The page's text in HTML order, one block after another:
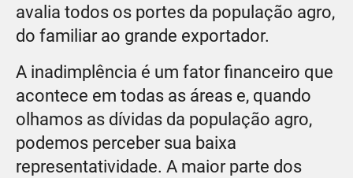
avalia todos os portes da população agro,
do familiar ao grande exportador.
A inadimplência é um fator financeiro que
acontece em todas as áreas e, quando
olhamos as dívidas da população agro,
podemos perceber sua baixa
representatividade. A maior parte dos